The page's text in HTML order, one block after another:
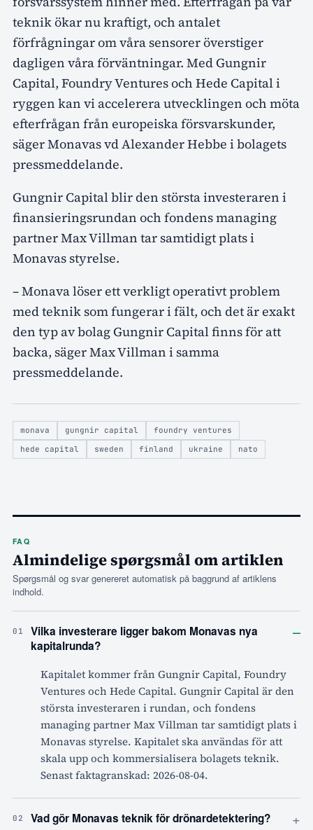
teknik ökar nu kraftigt, och antalet
förfrågningar om våra sensorer överstiger
dagligen våra förväntningar. Med Gungnir
Capital, Foundry Ventures och Hede Capital i
ryggen kan vi accelerera utvecklingen och möta
efterfrågan från europeiska försvarskunder,
säger Monavas vd Alexander Hebbe i bolagets
pressmeddelande.
Gungnir Capital blir den största investeraren i
finansieringsrundan och fondens managing
partner Max Villman tar samtidigt plats i
Monavas styrelse.
– Monava löser ett verkligt operativt problem
med teknik som fungerar i fält, och det är exakt
den typ av bolag Gungnir Capital finns för att
backa, säger Max Villman i samma
pressmeddelande.
monava gungnir capital
foundry ventures
hede capital
sweden finland ukraine nato
FAQ
Almindelige spørgsmål om artiklen
Spørgsmål og svar genereret automatisk på baggrund af artiklens
indhold.
01
Vilka investerare ligger bakom Monavas nya
kapitalrunda?
–
Kapitalet kommer från Gungnir Capital, Foundry
Ventures och Hede Capital. Gungnir Capital är den
största investeraren i rundan, och fondens
managing partner Max Villman tar samtidigt plats i
Monavas styrelse. Kapitalet ska användas för att
skala upp och kommersialisera bolagets teknik.
Senast faktagranskad: 2026-08-04.
02 Vad gör Monavas teknik för drönardetektering? +